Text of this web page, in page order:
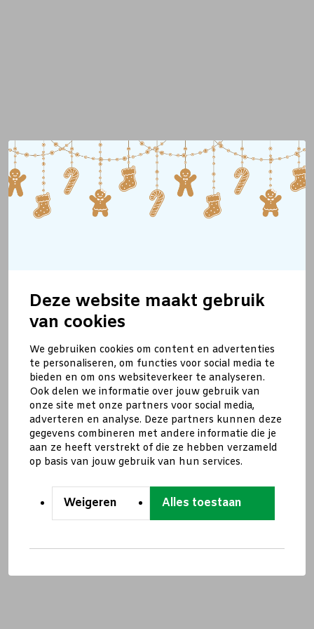
Deze website maakt gebruik
van cookies
We gebruiken cookies om content en advertenties
te personaliseren, om functies voor social media te
bieden en om ons websiteverkeer te analyseren.
Ook delen we informatie over jouw gebruik van
onze site met onze partners voor social media,
adverteren en analyse. Deze partners kunnen deze
gegevens combineren met andere informatie die je
aan ze heeft verstrekt of die ze hebben verzameld
op basis van jouw gebruik van hun services.
Weigeren Alles toestaan